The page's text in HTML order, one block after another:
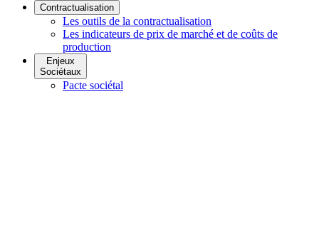
Contractualisation
Les outils de la contractualisation
Les indicateurs de prix de marché et de coûts de
production
Enjeux
Sociétaux
Pacte sociétal